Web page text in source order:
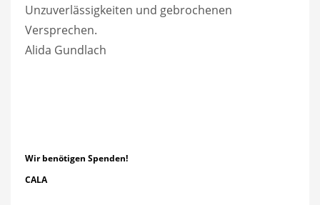
Unzuverlässigkeiten und gebrochenen
Versprechen.
Alida Gundlach
Wir benötigen Spenden!
CALA